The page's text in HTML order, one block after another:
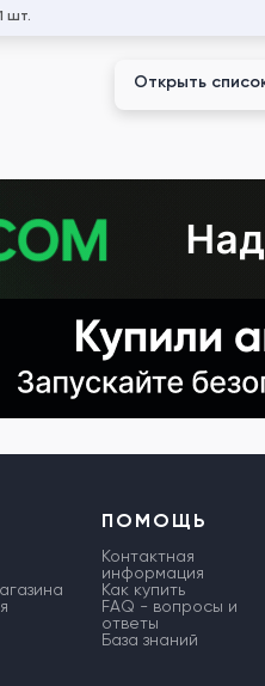
1 шт.
Открыть
ПОМОЩЬ
Контактная
информация
Как купить
FAQ - вопросы и
ответы
База знаний